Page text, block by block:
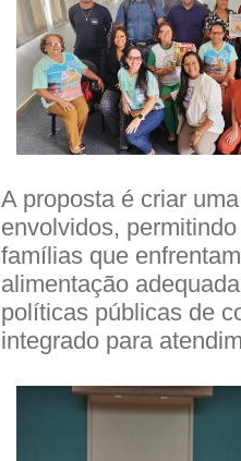
A proposta é criar
envolvidos,
famílias que
alimentação
políticas públicas de
integrado para